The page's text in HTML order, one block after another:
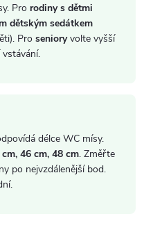
Pro rodiny s dětmi
dětským sedátkem
Pro senioryvolte vyšší
délce WC mísy.
46 cm, 48 cm. Změřte
po nejvzdálenější bod.